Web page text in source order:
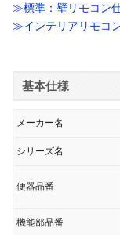
≫標準：壁リモコン
≫インテリアリモコ
基本仕様
メーカー名
シリーズ名
便器品番
機能部品番